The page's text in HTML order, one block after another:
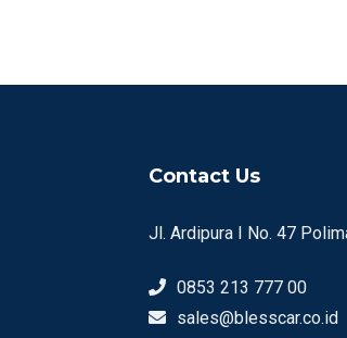
Contact Us
Jl. Ardipura I No. 47
0853 213 777 00
sales@blesscar.co.id